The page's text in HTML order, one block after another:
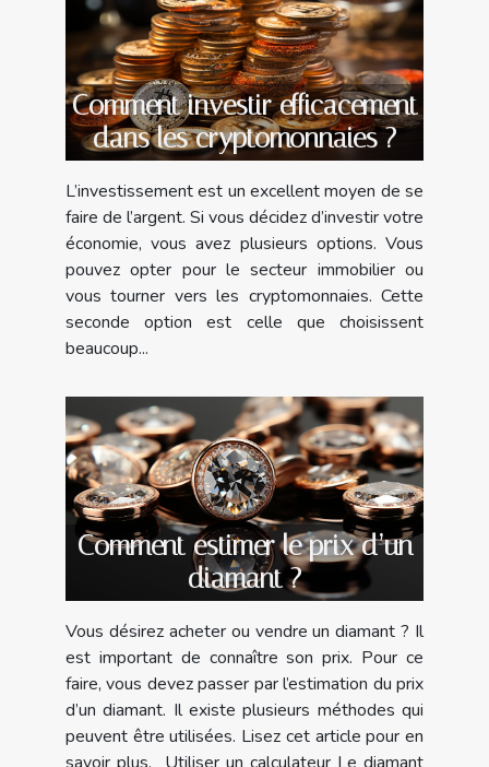
Comment investir efficacement
dans les cryptomonnaies ?
L’investissement est un excellent moyen de se
faire de l’argent. Si vous décidez d’investir votre
économie, vous avez plusieurs options. Vous
pouvez opter pour le secteur immobilier ou
vous tourner vers les cryptomonnaies. Cette
seconde option est celle que choisissent
beaucoup...
Comment estimer le prix d’un
diamant ?
Vous désirez acheter ou vendre un diamant ? Il
est important de connaître son prix. Pour ce
faire, vous devez passer par l’estimation du prix
d’un diamant. Il existe plusieurs méthodes qui
peuvent être utilisées. Lisez cet article pour en